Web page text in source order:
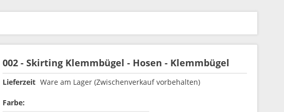
002 - Skirting Klemmbügel - Hosen - Klemmbügel
Lieferzeit Ware am Lager (Zwischenverkauf vorbehalten)
Farbe: